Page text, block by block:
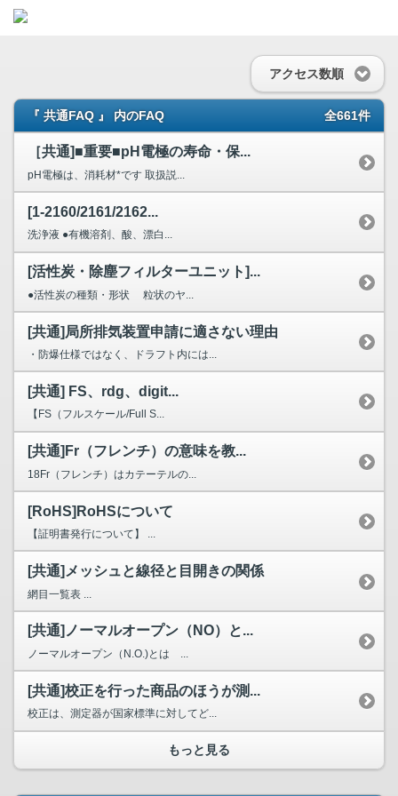
アクセス数順
『 共通FAQ 』 内のFAQ 全661件
［共通]■重要■pH電極の寿命・保...
pH電極は、消耗材*です 取扱説...
[1-2160/2161/2162...
洗浄液 ●有機溶剤、酸、漂白...
[活性炭・除塵フィルターユニット]...
●活性炭の種類・形状 粒状のヤ...
[共通]局所排気装置申請に適さない理由
・防爆仕様ではなく、ドラフト内には...
[共通] FS、rdg、digit...
【FS（フルスケール/Full S...
[共通]Fr（フレンチ）の意味を教...
18Fr（フレンチ）はカテーテルの...
[RoHS]RoHSについて
【証明書発行について】 ...
[共通]メッシュと線径と目開きの関係
網目一覧表 ...
[共通]ノーマルオープン（NO）と...
ノーマルオープン（N.O.)とは ...
[共通]校正を行った商品のほうが測...
校正は、測定器が国家標準に対してど...
もっと見る